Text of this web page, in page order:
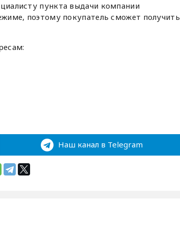
пункта выдачи компании
поэтому покупатель сможет получить
Наш канал в Telegram